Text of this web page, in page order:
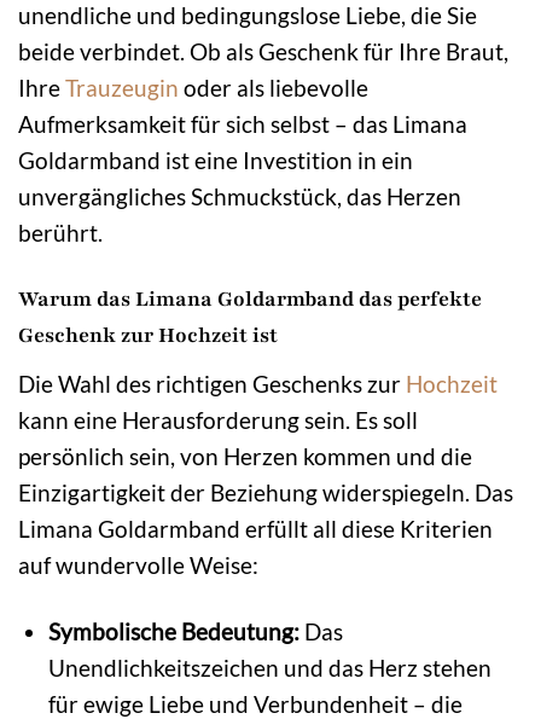
unendliche und bedingungslose Liebe, die Sie
beide verbindet. Ob als Geschenk für Ihre Braut,
IhreTrauzeugin oder als liebevolle
Aufmerksamkeit für sich selbst – das Limana
Goldarmband ist eine Investition in ein
unvergängliches Schmuckstück, das Herzen
berührt.
Warum das Limana Goldarmband das perfekte
Geschenk zur Hochzeit ist
Die Wahl des richtigen Geschenks zur Hochzeit
kann eine Herausforderung sein. Es soll
persönlich sein, von Herzen kommen und die
Einzigartigkeit der Beziehung widerspiegeln. Das
Limana Goldarmband erfüllt all diese Kriterien
auf wundervolle Weise:
Symbolische Bedeutung:Das
Unendlichkeitszeichen und das Herz stehen
für ewige Liebe und Verbundenheit – die